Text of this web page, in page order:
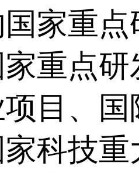
家重
家重点
目、
家科技